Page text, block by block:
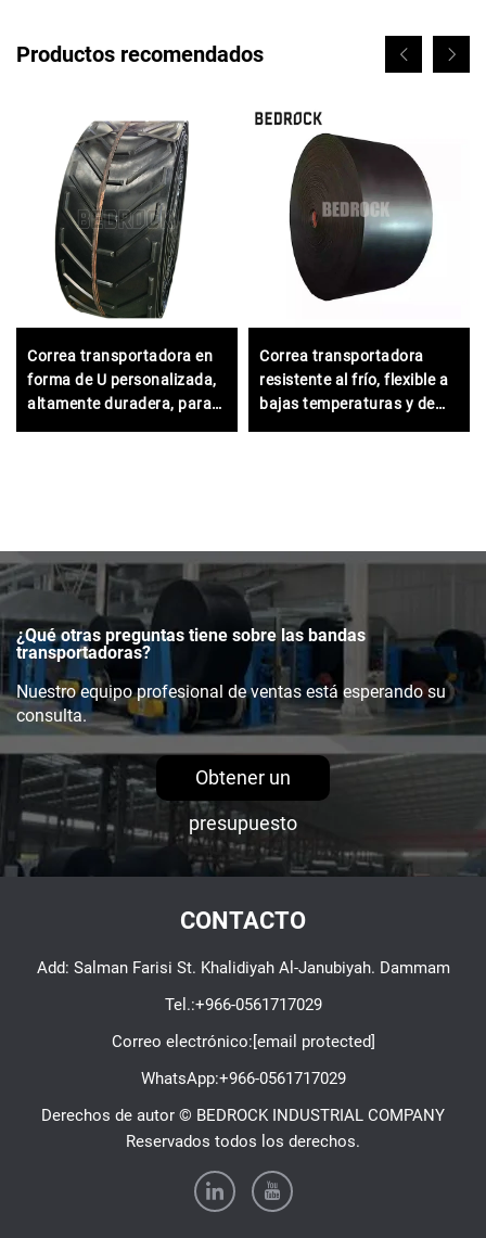
Productos recomendados
Correa transportadora en
forma de U personalizada,
altamente duradera, para
Correa transportadora
resistente al frío, flexible a
bajas temperaturas y de
¿Qué otras preguntas tiene sobre las bandas
transportadoras?
Nuestro equipo profesional de ventas está esperando su
consulta.
Obtener un
presupuesto
CONTACTO
Add: Salman Farisi St. Khalidiyah Al-Janubiyah. Dammam
Tel.:+966-0561717029
Correo electrónico:[email protected]
WhatsApp:+966-0561717029
Derechos de autor © BEDROCK INDUSTRIAL COMPANY
Reservados todos los derechos.